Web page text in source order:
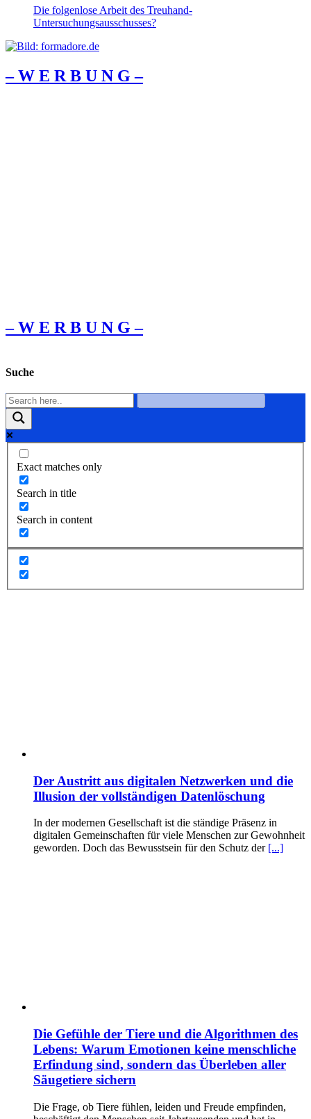
Die folgenlose Arbeit des Treuhand-
Untersuchungsausschusses?
– W Ε R Β U Ν G –
– W Ε R Β U Ν G –
Suche
Exact matches only
Search in title
Search in content
Der Austritt aus digitalen Netzwerken und die
Illusion der vollständigen Datenlöschung
In der modernen Gesellschaft ist die ständige Präsenz in
digitalen Gemeinschaften für viele Menschen zur Gewohnheit
geworden. Doch das Bewusstsein für den Schutz der [...]
Die Gefühle der Tiere und die Algorithmen des
Lebens: Warum Emotionen keine menschliche
Erfindung sind, sondern das Überleben aller
Säugetiere sichern
Die Frage, ob Tiere fühlen, leiden und Freude empfinden,